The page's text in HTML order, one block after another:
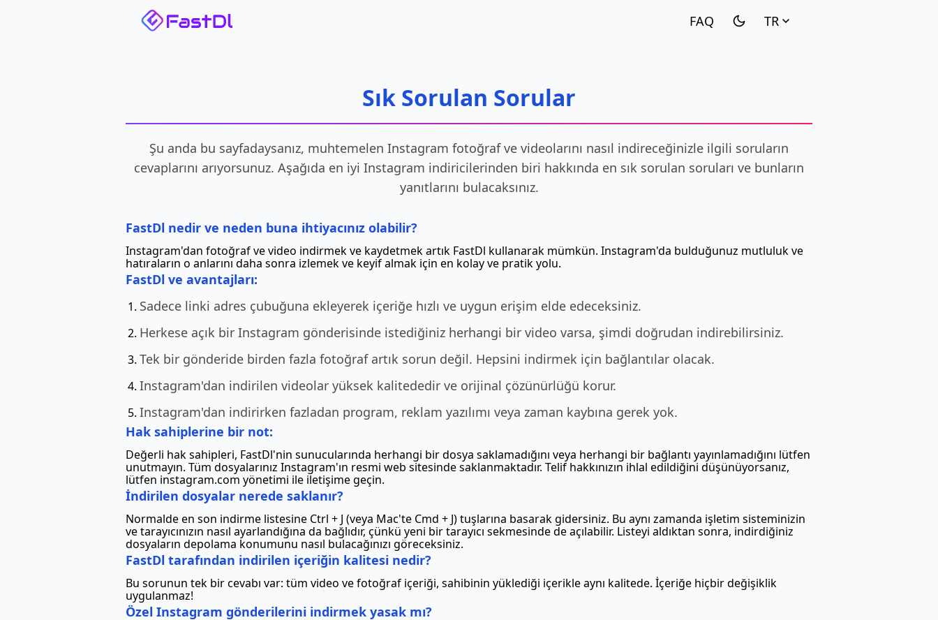
TR
Sık Sorulan Sorular
Şu anda bu sayfadaysanız, muhtemelen Instagram fotoğraf ve videolarını nasıl indireceğinizle ilgili soruların
cevaplarını arıyorsunuz. Aşağıda en iyi Instagram indiricilerinden biri hakkında en sık sorulan soruları ve bunların
yanıtlarını bulacaksınız.
FastDl nedir ve neden buna ihtiyacınız olabilir?
Instagram'dan fotoğraf ve video indirmek ve kaydetmek artık FastDl kullanarak mümkün. Instagram'da bulduğunuz mutluluk ve
hatıraların o anlarını daha sonra izlemek ve keyif almak için en kolay ve pratik yolu.
FastDl ve avantajları:
Sadece linki adres çubuğuna ekleyerek içeriğe hızlı ve uygun erişim elde edeceksiniz.
Herkese açık bir Instagram gönderisinde istediğiniz herhangi bir video varsa, şimdi doğrudan indirebilirsiniz.
Tek bir gönderide birden fazla fotoğraf artık sorun değil. Hepsini indirmek için bağlantılar olacak.
Instagram'dan indirilen videolar yüksek kalitededir ve orijinal çözünürlüğü korur.
Instagram'dan indirirken fazladan program, reklam yazılımı veya zaman kaybına gerek yok.
Hak sahiplerine bir not:
Değerli hak sahipleri, FastDl'nin sunucularında herhangi bir dosya saklamadığını veya herhangi bir bağlantı yayınlamadığını lütfen
unutmayın. Tüm dosyalarınız Instagram'ın resmi web sitesinde saklanmaktadır. Telif hakkınızın ihlal edildiğini düşünüyorsanız,
lütfen instagram.com yönetimi ile iletişime geçin.
İndirilen dosyalar nerede saklanır?
Normalde en son indirme listesine Ctrl + J (veya Mac'te Cmd + J) tuşlarına basarak gidersiniz. Bu aynı zamanda işletim sisteminizin
ve tarayıcınızın nasıl ayarlandığına da bağlıdır, çünkü yeni bir tarayıcı sekmesinde de açılabilir. Listeyi aldıktan sonra, indirdiğiniz
dosyaların depolama konumunu nasıl bulacağınızı göreceksiniz.
FastDl tarafından indirilen içeriğin kalitesi nedir?
Bu sorunun tek bir cevabı var: tüm video ve fotoğraf içeriği, sahibinin yüklediği içerikle aynı kalitede. İçeriğe hiçbir değişiklik
uygulanmaz!
Özel Instagram gönderilerini indirmek yasak mı?